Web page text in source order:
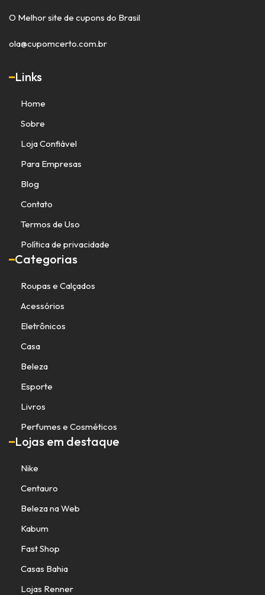
O Melhor site de cupons do Brasil
ola@cupomcerto.com.br
Links
Home
Sobre
Loja Confiável
Para Empresas
Blog
Contato
Termos de Uso
Política de privacidade
Categorias
Roupas e Calçados
Acessórios
Eletrônicos
Casa
Beleza
Esporte
Livros
Perfumes e Cosméticos
Lojas em destaque
Nike
Centauro
Beleza na Web
Kabum
Fast Shop
Casas Bahia
Lojas Renner